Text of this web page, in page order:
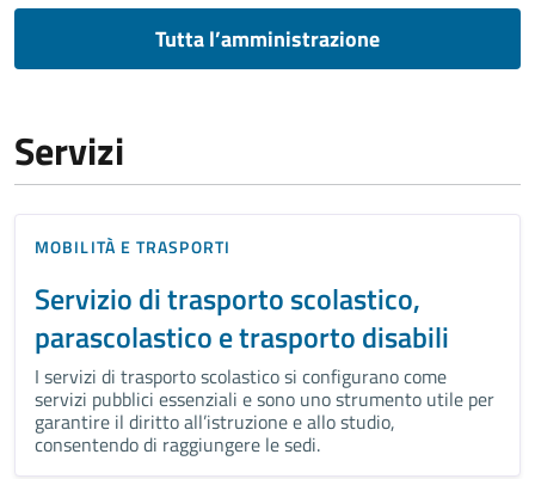
Tutta l’amministrazione
Servizi
MOBILITÀ E TRASPORTI
Servizio di trasporto scolastico,
parascolastico e trasporto disabili
I servizi di trasporto scolastico si configurano come
servizi pubblici essenziali e sono uno strumento utile per
garantire il diritto all’istruzione e allo studio,
consentendo di raggiungere le sedi.